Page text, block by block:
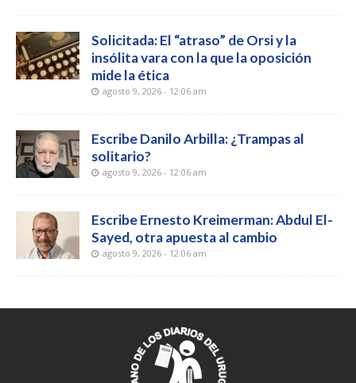
Solicitada: El “atraso” de Orsi y la
insólita vara con la que la oposición
mide la ética
agosto 9, 2026 - 12:06 am
Escribe Danilo Arbilla: ¿Trampas al
solitario?
agosto 9, 2026 - 12:06 am
Escribe Ernesto Kreimerman: Abdul El-
Sayed, otra apuesta al cambio
agosto 9, 2026 - 12:06 am